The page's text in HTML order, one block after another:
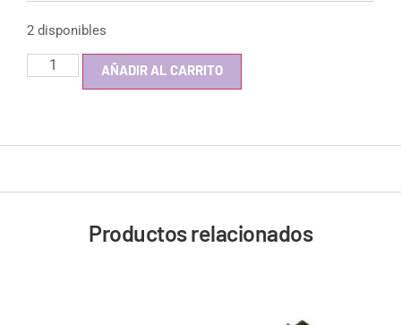
2 disponibles
AÑADIR AL CARRITO
Productos relacionados